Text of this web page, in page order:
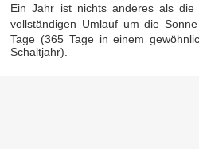
Ein Jahr ist nichts anderes als
vollständigen Umlauf um die
Tage (365 Tage in einem
Schaltjahr).